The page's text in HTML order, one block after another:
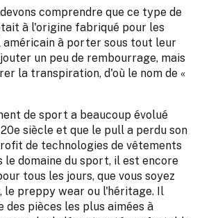
comprendre que ce type de
à l'origine fabriqué pour les
à porter sous tout leur
un peu de rembourrage, mais
la transpiration, d'où le nom de «
de sport a beaucoup évolué
siècle et que le pull a perdu son
de technologies de vêtements
le domaine du sport, il est encore
tous les jours, que vous soyez
le preppy wear ou l'héritage. Il
des pièces les plus aimées à